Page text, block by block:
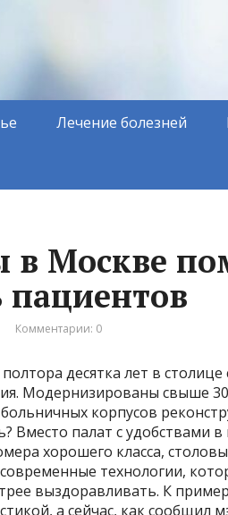
Лечение болезней
в Москве
пациентов
Комментарии: 0
десятка лет в
Модернизированы свыше
корпусов
Вместо палат с удобствами
хорошего класса,
технологии,
выздоравливать. К
а сейчас, как сообщил